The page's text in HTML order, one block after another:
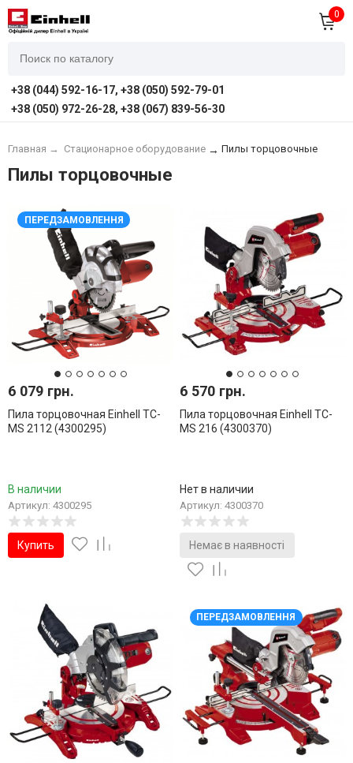
0
+38 (044) 592-16-17, +38 (050) 592-79-01
+38 (050) 972-26-28, +38 (067) 839-56-30
Главная → Стационарное оборудование → Пилы торцовочные
Пилы торцовочные
ПЕРЕДЗАМОВЛЕННЯ
6 079 грн.
Пила торцовочная Einhell TC-
MS 2112 (4300295)
В наличии
Артикул: 4300295
Купить
6 570 грн.
Пила торцовочная Einhell TC-
MS 216 (4300370)
Нет в наличии
Артикул: 4300370
Немає в наявності
ПЕРЕДЗАМОВЛЕННЯ